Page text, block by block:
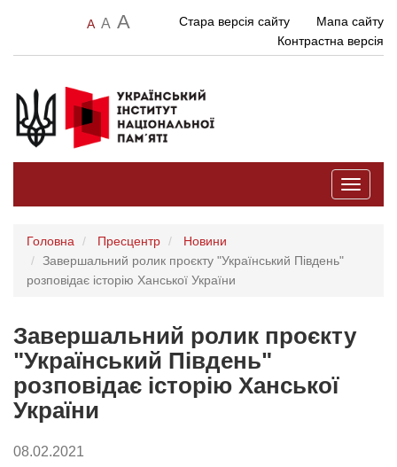
A A A Стара версія сайту
Мапа сайту
Контрастна версія
Toggle
Головна Пресцентр
Новини
Завершальний ролик проєкту "Український Південь"
розповідає історію Ханської України
Завершальний ролик проєкту
"Український Південь"
розповідає історію Ханської
України
08.02.2021